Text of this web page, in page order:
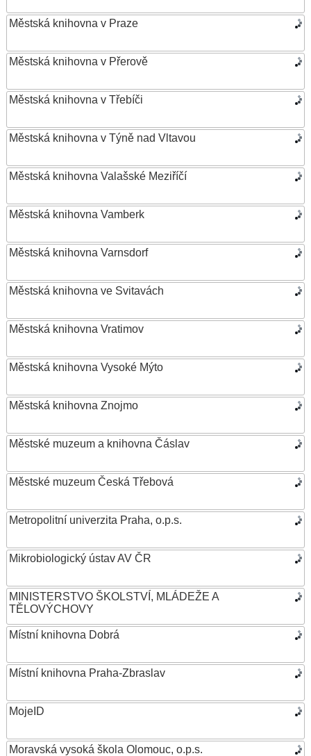
Městská knihovna v Praze
Městská knihovna v Přerově
Městská knihovna v Třebíči
Městská knihovna v Týně nad Vltavou
Městská knihovna Valašské Meziříčí
Městská knihovna Vamberk
Městská knihovna Varnsdorf
Městská knihovna ve Svitavách
Městská knihovna Vratimov
Městská knihovna Vysoké Mýto
Městská knihovna Znojmo
Městské muzeum a knihovna Čáslav
Městské muzeum Česká Třebová
Metropolitní univerzita Praha, o.p.s.
Mikrobiologický ústav AV ČR
MINISTERSTVO ŠKOLSTVÍ, MLÁDEŽE A
TĚLOVÝCHOVY
Místní knihovna Dobrá
Místní knihovna Praha-Zbraslav
MojeID
Moravská vysoká škola Olomouc, o.p.s.